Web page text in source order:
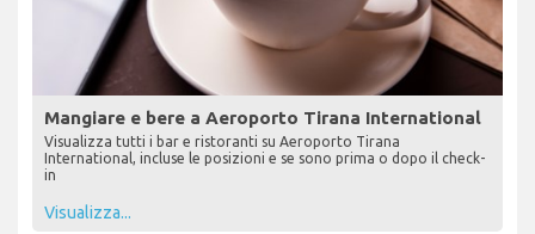
Mangiare e bere a Aeroporto Tirana International
Visualizza tutti i bar e ristoranti su Aeroporto Tirana
International, incluse le posizioni e se sono prima o dopo il check-
in
Visualizza...